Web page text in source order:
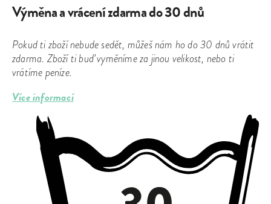
Výměna a vrácení zdarma do 30 dnů
Pokud ti zboží nebude sedět, můžeš nám ho do 30 dnů vrátit
zdarma. Zboží ti buď vyměníme za jinou velikost, nebo ti
vrátíme peníze.
Více informací